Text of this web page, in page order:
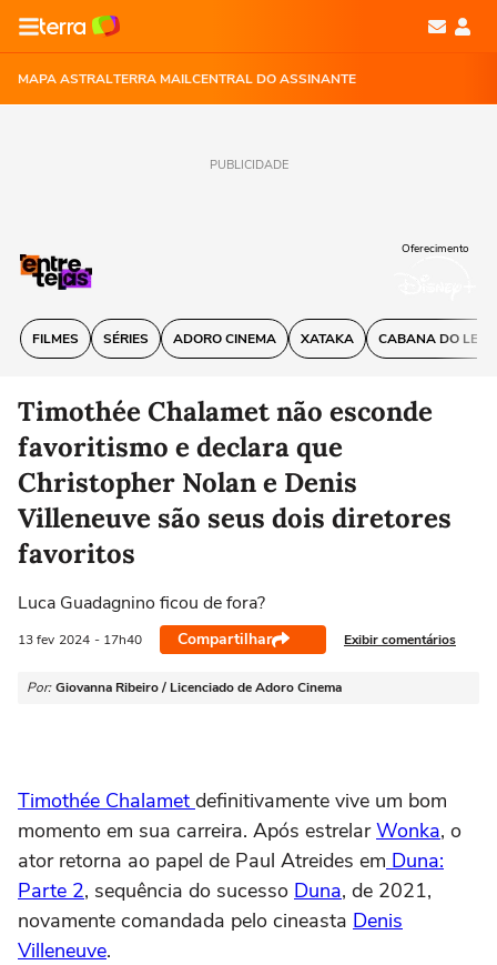
MAPA ASTRALTERRA MAILCENTRAL DO ASSINANTE
PUBLICIDADE
FILMES SÉRIES ADORO CINEMA XATAKA CABANA DO
Oferecimento
Timothée Chalamet não esconde
favoritismo e declara que
Christopher Nolan e Denis
Villeneuve são seus dois diretores
favoritos
Luca Guadagnino ficou de fora?
13 fev 2024 - 17h40 Compartilhar Exibir comentários
Por: Giovanna Ribeiro / Licenciado de Adoro Cinema
Timothée Chalamet definitivamente vive um bom
momento em sua carreira. Após estrelarWonka, o
ator retorna ao papel de Paul Atreides em Duna:
Parte 2, sequência do sucesso Duna, de 2021,
novamente comandada pelo cineasta Denis
Villeneuve.